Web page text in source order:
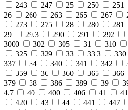
243
247 25 250 251
26
260 263 265 267
273
275 28 280 281
29
29.3 290 291 292
3000
302 305 31 310
325
329 33 33.3 330
337
34 340 341 342
359
36 360 365 366
379
38 386 389 39
4.7
40 400 406 41
420
43 44 441 447